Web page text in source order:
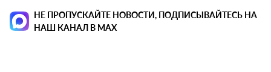
НЕ ПРОПУСКАЙТЕ НОВОСТИ, ПОДПИСЫВАЙТЕСЬ НА
НАШ КАНАЛ В MAX